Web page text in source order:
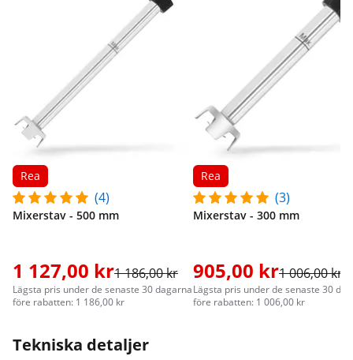
Rea
(4)
Mixerstav - 500 mm
1 127,00 kr1 186,00 kr
Lägsta pris under de senaste 30 dagarna
före rabatten: 1 186,00 kr
Rea
(3)
Mixerstav - 300 mm
905,00 kr1 006,00 kr
Lägsta pris under de senaste 30
före rabatten: 1 006,00 kr
Tekniska detaljer